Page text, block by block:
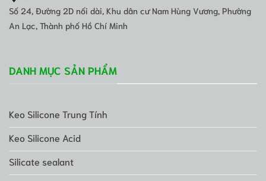
Số 24, Đường 2D nối dài, Khu dân cư Nam Hùng Vương, Phường
An Lạc, Thành phố Hồ Chí Minh
DANH MỤC SẢN PHẨM
Keo Silicone Trung Tính
Keo Silicone Acid
Silicate sealant